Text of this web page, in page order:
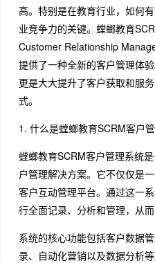
高。特别是在教育行业，如何
业竞争力的关键。螳螂教育
Customer Relationship
提供了一种全新的客户管理体
更是大大提升了客户获取和服
式。
1. 什么是螳螂教育SCRM客户管
螳螂教育SCRM客户管理系统
户管理解决方案。它不仅仅是
客户互动管理平台。通过这一
行全面记录、分析和管理，从
系统的核心功能包括客户数据
录、自动化营销以及数据分析